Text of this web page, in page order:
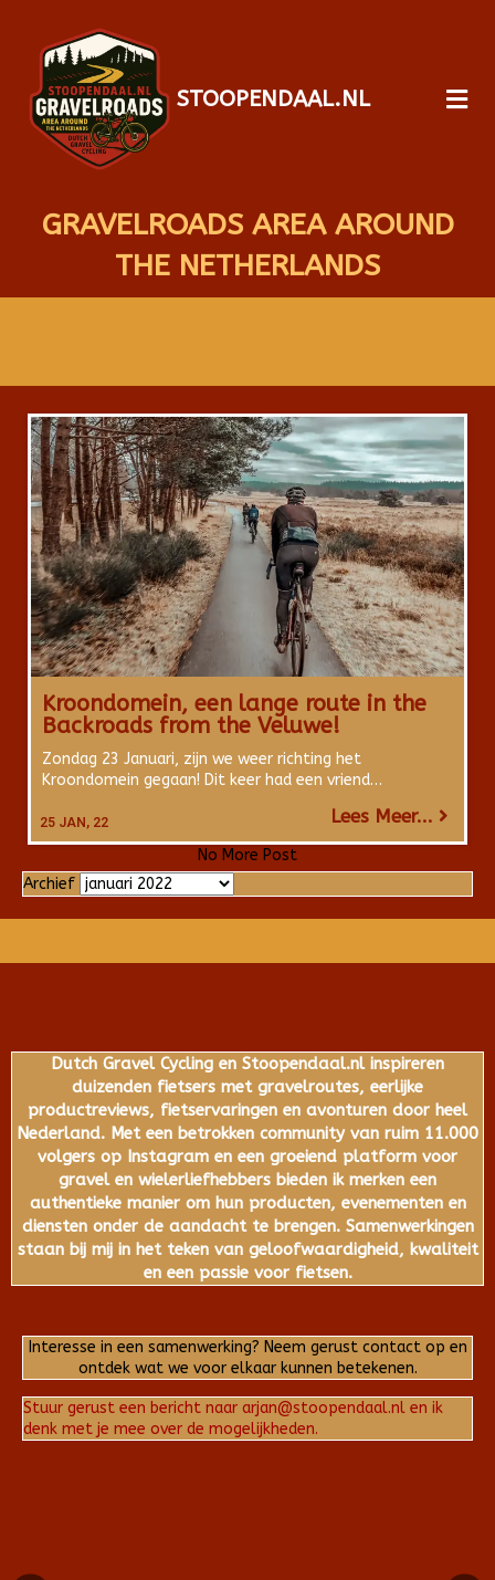
STOOPENDAAL.NL
GRAVELROADS AREA AROUND
THE NETHERLANDS
Kroondomein, een lange route in the
Backroads from the Veluwe!
25 JAN, 22
Zondag 23 Januari, zijn we weer richting het
Kroondomein gegaan! Dit keer had een vriend…
Lees Meer...
No More Post
Archief Archief
Dutch Gravel Cycling en Stoopendaal.nl inspireren
duizenden fietsers met gravelroutes, eerlijke
productreviews, fietservaringen en avonturen door heel
Nederland. Met een betrokken community van ruim 11.000
volgers op Instagram en een groeiend platform voor
gravel en wielerliefhebbers bieden ik merken een
authentieke manier om hun producten, evenementen en
diensten onder de aandacht te brengen. Samenwerkingen
staan bij mij in het teken van geloofwaardigheid, kwaliteit
en een passie voor fietsen.
Interesse in een samenwerking? Neem gerust contact op en
ontdek wat we voor elkaar kunnen betekenen.
Stuur gerust een bericht naar arjan@stoopendaal.nl en ik
denk met je mee over de mogelijkheden.